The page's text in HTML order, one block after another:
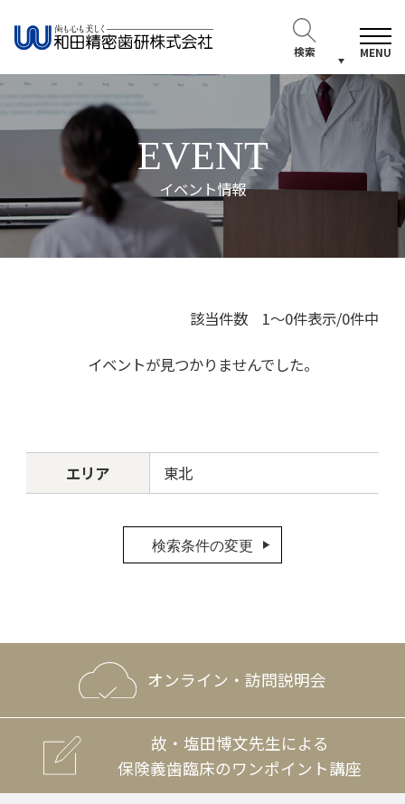
検索 MENU
EVENT
イベント情報
該当件数 1～0件表示/0件中
イベントが見つかりませんでした。
エリア 東北
検索条件の変更
オンライン・訪問説明会
故・塩田博文先生による
保険義歯臨床のワンポイント講座